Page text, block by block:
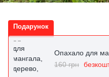
Подарунок
Опахало для
160 грн